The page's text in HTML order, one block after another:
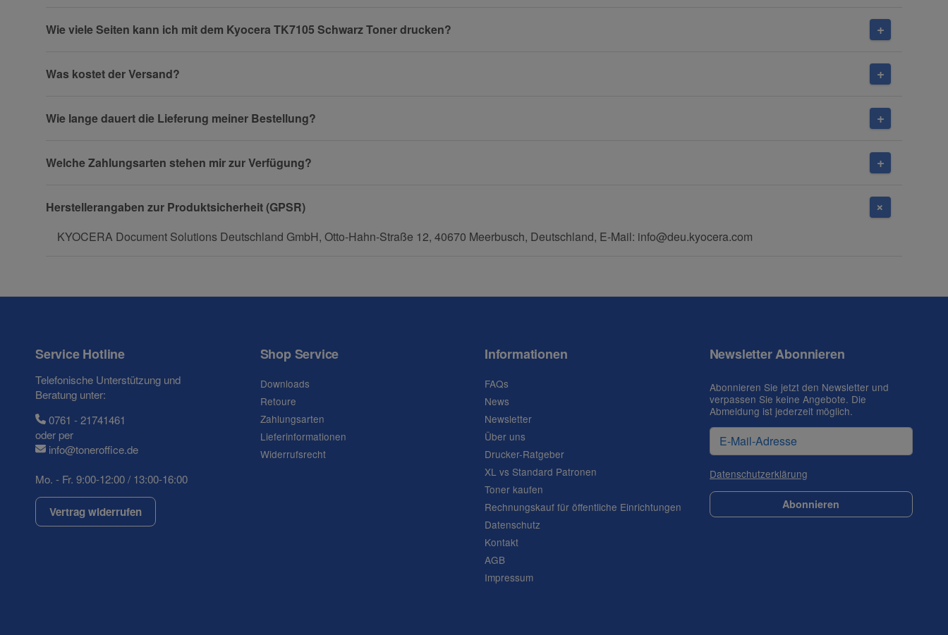
Telefon
Wie viele Seiten kann ich mit dem Kyocera TK7105 Schwarz Toner drucken?
Was kostet der Versand?
Wie lange dauert die Lieferung meiner Bestellung?
Welche Zahlungsarten stehen mir zur Verfügung?
Herstellerangaben zur Produktsicherheit (GPSR)
KYOCERA Document Solutions Deutschland GmbH, Otto-Hahn-Straße 12, 40670 Meerbusch, Deutschland, E-Mail: info@deu.kyocera.com
Service Hotline
Telefonische Unterstützung und
Beratung unter:
0761 - 21741461
oder per
info@toneroffice.de
Mo. - Fr. 9:00-12:00 / 13:00-16:00
Vertrag widerrufen
Shop Service
Downloads
Retoure
Zahlungsarten
Lieferinformationen
Widerrufsrecht
Informationen
FAQs
News
Newsletter
Über uns
Drucker-Ratgeber
XL vs Standard Patronen
Toner kaufen
Rechnungskauf für öffentliche Einrichtungen
Datenschutz
Kontakt
AGB
Impressum
Newsletter Abonnieren
Abonnieren Sie jetzt den Newsletter und
verpassen Sie keine Angebote. Die
Abmeldung ist jederzeit möglich.
Datenschutzerklärung
Abonnieren